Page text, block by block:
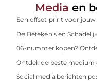
Media en
Een offset print voor
De Betekenis en
06-nummer kopen?
Ontdek de beste medium
Social media berichten